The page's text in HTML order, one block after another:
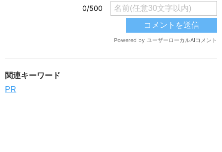
関連キーワード
PR